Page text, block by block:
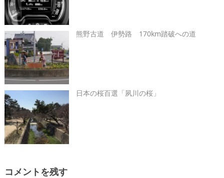
熊野古道 伊勢路 170km踏破への道
日本の桜百選「夙川の桜」
コメントを残す